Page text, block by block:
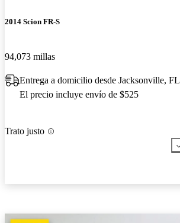
2014 Scion FR-S
94,073 millas
Entrega a domicilio desde Jacksonville, FL
El precio incluye envío de $525
Trato justo